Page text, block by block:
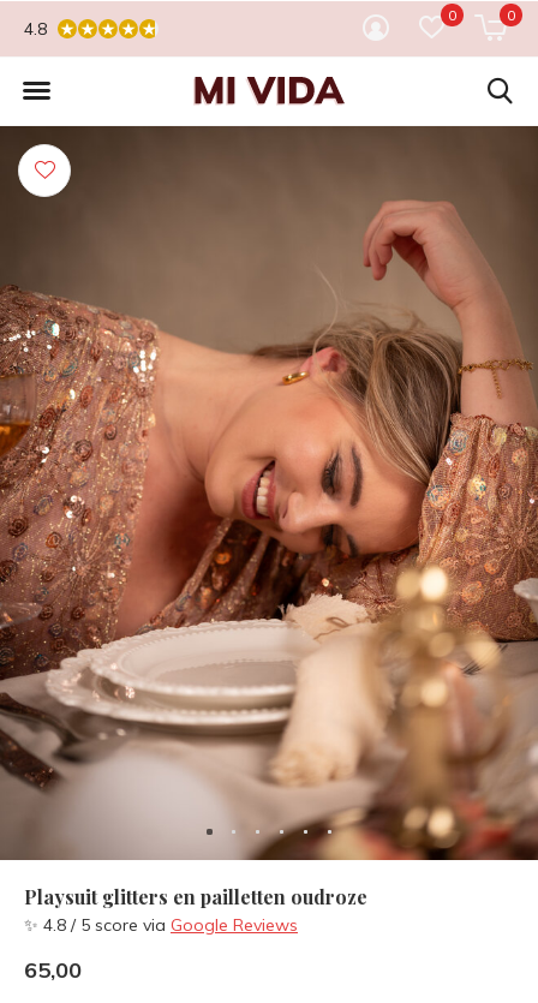
0 0
4.8
Playsuit glitters en pailletten oudroze
✨ 4.8 / 5 score via Google Reviews
65,00